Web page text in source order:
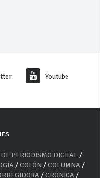
Youtube
PERIODISMO DIGITAL /
/COLÓN /COLUMNA /
/CRÓNICA /